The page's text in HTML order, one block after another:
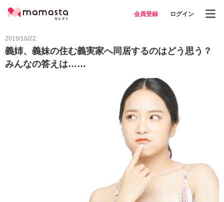
会員登録 ログイン
2019/10/22
義姉、義妹の住む義実家へ同居するのはどう思う？
みんなの答えは……